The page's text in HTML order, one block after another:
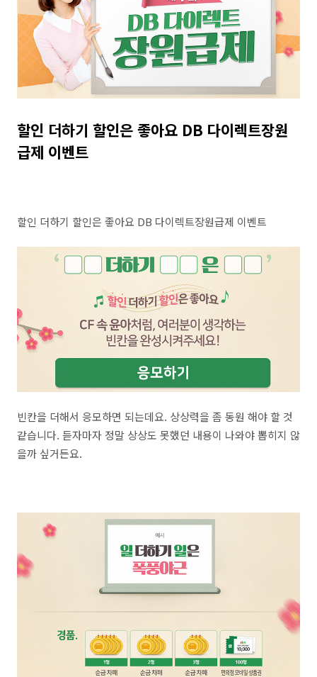
할인 더하기 할인은 좋아요 DB 다이렉트장원
급제 이벤트
할인 더하기 할인은 좋아요 DB 다이렉트장원급제 이벤트
빈칸을 더해서 응모하면 되는데요. 상상력을 좀 동원 해야 할 것
같습니다. 듣자마자 정말 상상도 못했던 내용이 나와야 뽑히지 않
을까 싶거든요.